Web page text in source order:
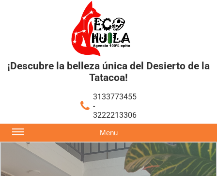
¡Descubre la belleza única del Desierto de la
Tatacoa!
3133773455
-
3222213306
Menu